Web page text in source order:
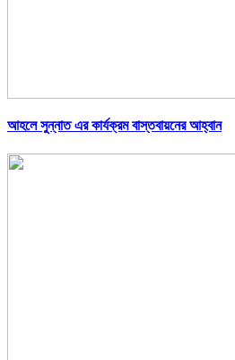
আহলে সুন্নাত এর কার্যক্রম বাস্তবায়নের আহ্বান